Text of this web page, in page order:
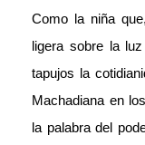
Como la niña
ligera sobre la
tapujos la
Machadiana en
la palabra del